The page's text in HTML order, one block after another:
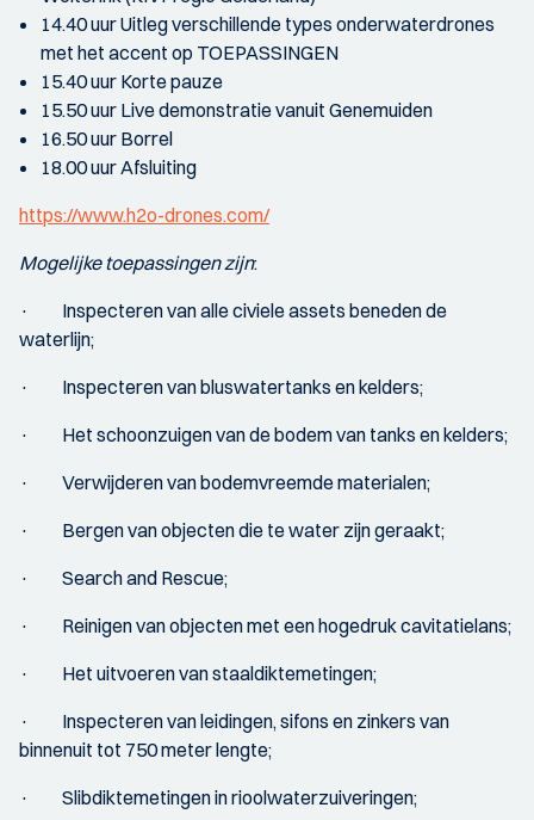
14.40 uur Uitleg verschillende types onderwaterdrones
met het accent op TOEPASSINGEN
15.40 uur Korte pauze
15.50 uur Live demonstratie vanuit Genemuiden
16.50 uur Borrel
18.00 uur Afsluiting
https://www.h2o-drones.com/
Mogelijke toepassingen zijn:
· Inspecteren van alle civiele assets beneden de
waterlijn;
· Inspecteren van bluswatertanks en kelders;
· Het schoonzuigen van de bodem van tanks en kelders;
· Verwijderen van bodemvreemde materialen;
· Bergen van objecten die te water zijn geraakt;
· Search and Rescue;
· Reinigen van objecten met een hogedruk cavitatielans;
· Het uitvoeren van staaldiktemetingen;
· Inspecteren van leidingen, sifons en zinkers van
binnenuit tot 750 meter lengte;
· Slibdiktemetingen in rioolwaterzuiveringen;